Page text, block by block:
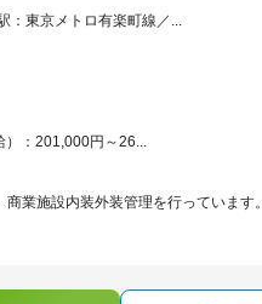
：東京メトロ有楽町線／...
）：201,000円～26...
業施設内装外装管理を行っています。